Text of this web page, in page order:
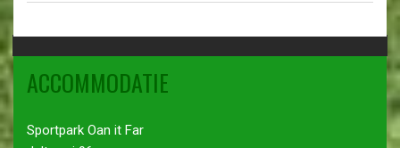
ACCOMMODATIE
Sportpark Oan it Far